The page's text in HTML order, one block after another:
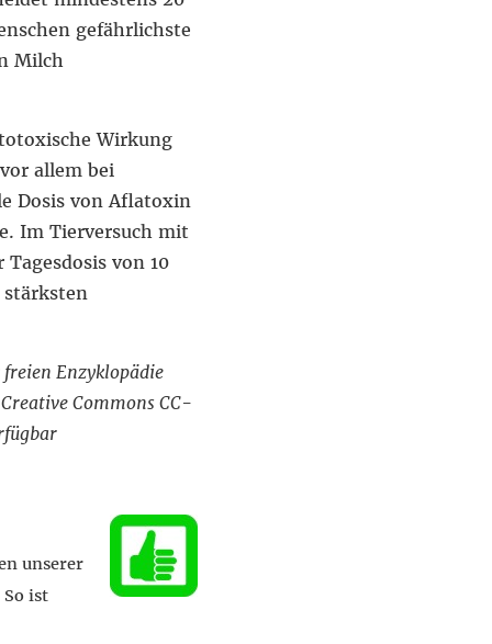
gefährlichste
Milch
Wirkung
allem bei
Dosis von Aflatoxin
Im Tierversuch mit
von 10
stärksten
freien Enzyklopädie
Commons CC-
unserer
ist